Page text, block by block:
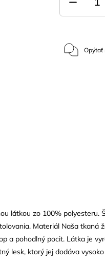
Opýtať
látkou zo 100% polyesteru.
Materiál Naša tkaná
a pohodlný pocit. Látka je
lesk, ktorý jej dodáva